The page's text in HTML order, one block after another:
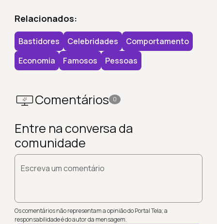
Relacionados:
Bastidores Celebridades
Comportamento
Economia
Famosos Pessoas
Comentários 0
Entre na conversa da
comunidade
Escreva um comentário
Os comentários não representam a opinião do Portal Tela; a
responsabilidade é do autor da mensagem.